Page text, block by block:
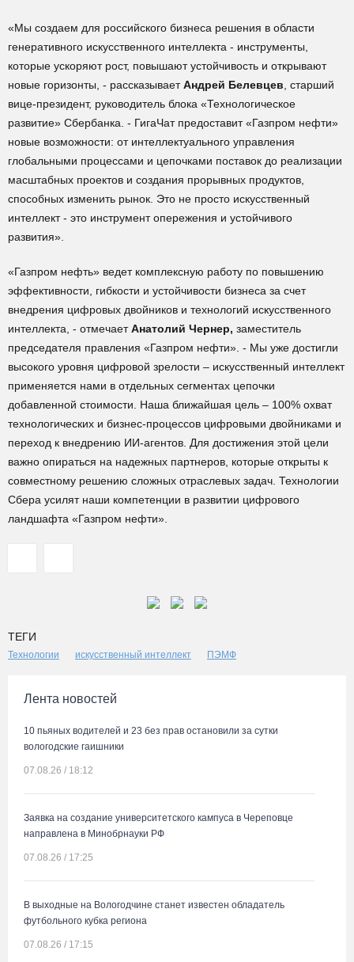
«Мы создаем для российского бизнеса решения в области
генеративного искусственного интеллекта - инструменты,
которые ускоряют рост, повышают устойчивость и открывают
новые горизонты, - рассказываетАндрей Белевцев , старший
вице-президент, руководитель блока «Технологическое
развитие» Сбербанка. - ГигаЧат предоставит «Газпром нефти»
новые возможности: от интеллектуального управления
глобальными процессами и цепочками поставок до реализации
масштабных проектов и создания прорывных продуктов,
способных изменить рынок. Это не просто искусственный
интеллект - это инструмент опережения и устойчивого
развития».
«Газпром нефть» ведет комплексную работу по повышению
эффективности, гибкости и устойчивости бизнеса за счет
внедрения цифровых двойников и технологий искусственного
интеллекта, - отмечаетАнатолий Чернер, заместитель
председателя правления «Газпром нефти». - Мы уже достигли
высокого уровня цифровой зрелости – искусственный интеллект
применяется нами в отдельных сегментах цепочки
добавленной стоимости. Наша ближайшая цель – 100% охват
технологических и бизнес-процессов цифровыми двойниками и
переход к внедрению ИИ-агентов. Для достижения этой цели
важно опираться на надежных партнеров, которые открыты к
совместному решению сложных отраслевых задач. Технологии
Сбера усилят наши компетенции в развитии цифрового
ландшафта «Газпром нефти».
ТЕГИ
Технологии искусственный интеллект ПЭМФ
Лента новостей
10 пьяных водителей и 23 без прав остановили за сутки
вологодские гаишники
07.08.26 / 18:12
Заявка на создание университетского кампуса в Череповце
направлена в Минобрнауки РФ
07.08.26 / 17:25
В выходные на Вологодчине станет известен обладатель
футбольного кубка региона
07.08.26 / 17:15